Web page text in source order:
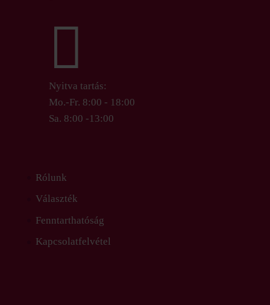

Nyitva tartás:
Mo.-Fr. 8:00 - 18:00
Sa. 8:00 -13:00
Rólunk
Választék
Fenntarthatóság
Kapcsolatfelvétel